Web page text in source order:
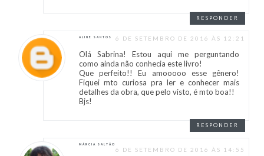
RESPONDER
ALINE SANTOS 6 DE SETEMBRO DE 2016 ÀS 12:21
Olá Sabrina! Estou aqui me perguntando
como ainda não conhecia este livro!
Que perfeito!! Eu amooooo esse gênero!
Fiquei mto curiosa pra ler e conhecer mais
detalhes da obra, que pelo visto, é mto boa!!
Bjs!
RESPONDER
MÁRCIA SALTÃO
6 DE SETEMBRO DE 2016 ÀS 14:55